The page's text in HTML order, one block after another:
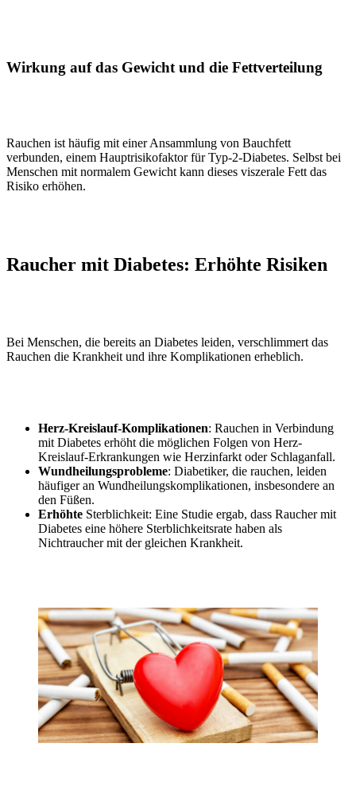
Wirkung auf das Gewicht und die Fettverteilung
Rauchen ist häufig mit einer Ansammlung von Bauchfett
verbunden, einem Hauptrisikofaktor für Typ-2-Diabetes. Selbst bei
Menschen mit normalem Gewicht kann dieses viszerale Fett das
Risiko erhöhen.
Raucher mit Diabetes: Erhöhte Risiken
Bei Menschen, die bereits an Diabetes leiden, verschlimmert das
Rauchen die Krankheit und ihre Komplikationen erheblich.
Herz-Kreislauf-Komplikationen: Rauchen in Verbindung
mit Diabetes erhöht die möglichen Folgen von Herz-
Kreislauf-Erkrankungen wie Herzinfarkt oder Schlaganfall.
Wundheilungsprobleme: Diabetiker, die rauchen, leiden
häufiger an Wundheilungskomplikationen, insbesondere an
den Füßen.
Erhöhte Sterblichkeit: Eine Studie ergab, dass Raucher mit
Diabetes eine höhere Sterblichkeitsrate haben als
Nichtraucher mit der gleichen Krankheit.